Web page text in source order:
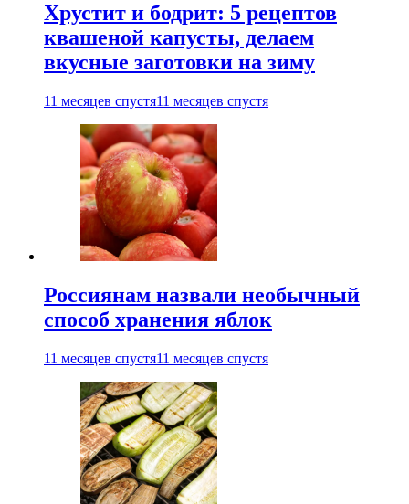
Хрустит и бодрит: 5 рецептов
квашеной капусты, делаем
вкусные заготовки на зиму
11 месяцев спустя11 месяцев спустя
Россиянам назвали необычный
способ хранения яблок
11 месяцев спустя11 месяцев спустя